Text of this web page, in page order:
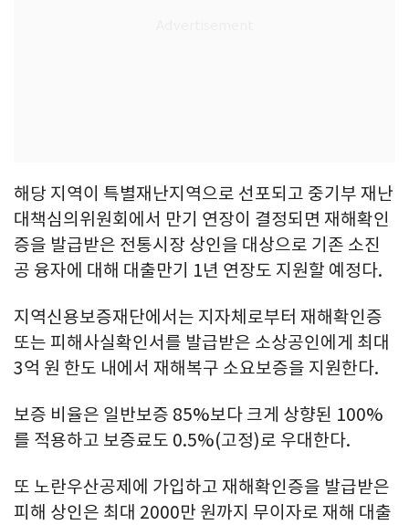
해당 지역이 특별재난지역으로 선포되고 중기부 재난
대책심의위원회에서 만기 연장이 결정되면 재해확인
증을 발급받은 전통시장 상인을 대상으로 기존 소진
공 융자에 대해 대출만기 1년 연장도 지원할 예정다.
지역신용보증재단에서는 지자체로부터 재해확인증
또는 피해사실확인서를 발급받은 소상공인에게 최대
3억 원 한도 내에서 재해복구 소요보증을 지원한다.
보증 비율은 일반보증 85%보다 크게 상향된 100%
를 적용하고 보증료도 0.5%(고정)로 우대한다.
또 노란우산공제에 가입하고 재해확인증을 발급받은
피해 상인은 최대 2000만 원까지 무이자로 재해 대출